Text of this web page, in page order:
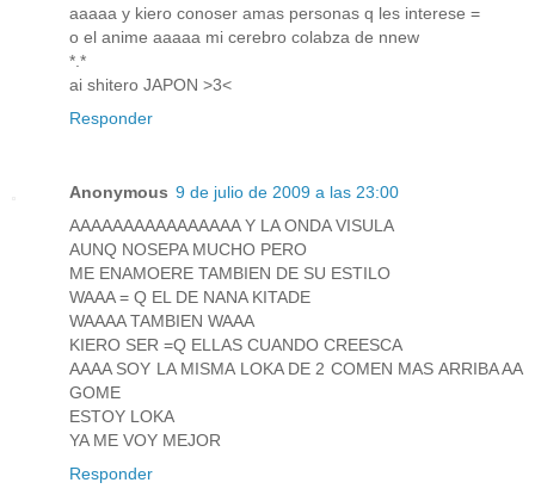
aaaaa y kiero conoser amas personas q les interese =
o el anime aaaaa mi cerebro colabza de nnew
*.*
ai shitero JAPON >3<
Responder
Anonymous 9 de julio de 2009 a las 23:00
AAAAAAAAAAAAAAAA Y LA ONDA VISULA
AUNQ NOSEPA MUCHO PERO
ME ENAMOERE TAMBIEN DE SU ESTILO
WAAA = Q EL DE NANA KITADE
WAAAA TAMBIEN WAAA
KIERO SER =Q ELLAS CUANDO CREESCA
AAAA SOY LA MISMA LOKA DE 2 COMEN MAS ARRIBA AA
GOME
ESTOY LOKA
YA ME VOY MEJOR
Responder